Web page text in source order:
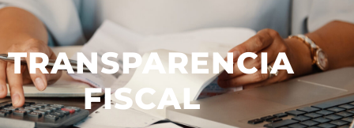
TRANSPARENCIA
FISCAL